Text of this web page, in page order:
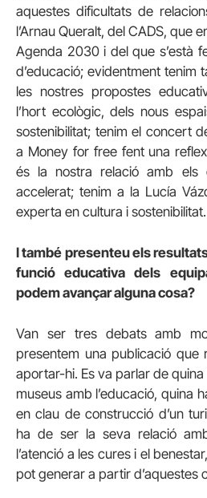
aquestes dificultats de
l’Arnau Queralt, del CADS, que
Agenda 2030 i del que s’està
d’educació; evidentment tenim
les nostres propostes
l’hort ecològic, dels nous
sostenibilitat; tenim el concert
a Money for free fent una
és la nostra relació amb els
accelerat; tenim a la Lucía
experta en cultura i
I també presenteu els
funció educativa dels
podem avançar alguna cosa?
Van ser tres debats amb
presentem una publicació que
aportar-hi. Es va parlar de
museus amb l’educació, quina
en clau de construcció d’un
ha de ser la seva relació
l’atenció a les cures i el
pot generar a partir d’aquestes